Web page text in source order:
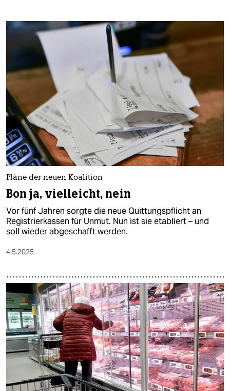
Pläne der neuen Koalition
Bon ja, vielleicht, nein
Vor fünf Jahren sorgte die neue Quittungspflicht an
Registrierkassen für Unmut. Nun ist sie etabliert – und
soll wieder abgeschafft werden.
4.5.2025